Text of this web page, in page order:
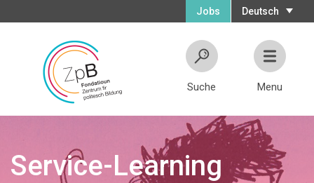
Deutsch
Jobs
Suche Menu
Service-Learning